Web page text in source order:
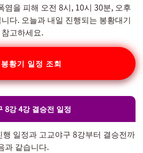
염을 피해 오전 8시, 10시 30분, 오후
다. 오늘과 내일 진행되는 봉황대기
고하세요.
봉황기 일정 조회
8강 4강 결승전 일정
일정과 고교야구 8강부터 결승전까
과 같습니다.